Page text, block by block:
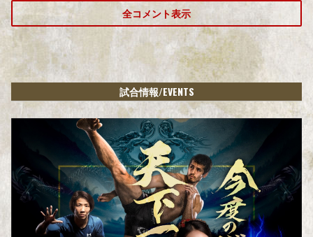
全コメント表示
試合情報/EVENTS